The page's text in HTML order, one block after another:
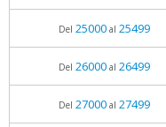
Del 25000al 25499
Del 26000al 26499
Del 27000al 27499